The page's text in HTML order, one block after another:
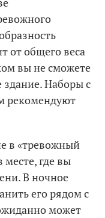
от общего веса
вы не сможете
здание. Наборы с
рекомендуют
в «тревожный
где вы
В ночное
его рядом с
может